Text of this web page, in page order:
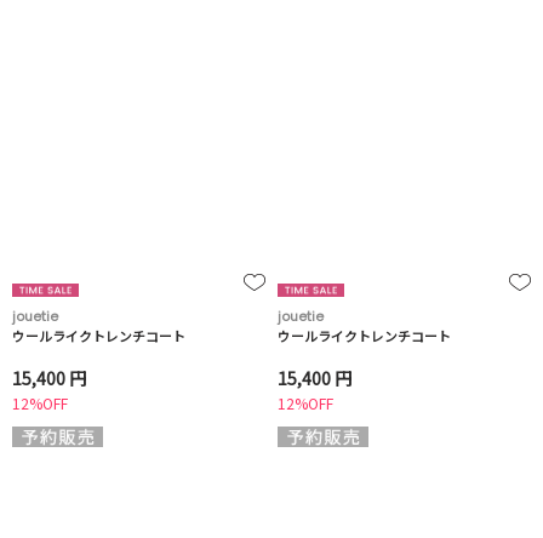
jouetie
ウールライクトレンチコート
15,400 円
12%OFF
jouetie
ウールライクトレンチコート
15,400 円
12%OFF